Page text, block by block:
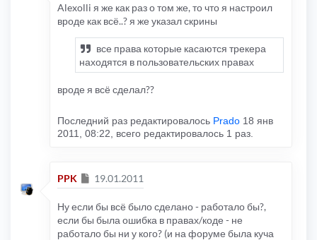
Alexolli я же как раз о том же, то что я настроил
вроде как всё..? я же указал скрины
все права которые касаются трекера
находятся в пользовательских правах
вроде я всё сделал??
Последний раз редактировалось Prado 18 янв
2011, 08:22, всего редактировалось 1 раз.
PPK Сообщение
19.01.2011
Ну если бы всё было сделано - работало бы?,
если бы была ошибка в правах/коде - не
работало бы ни у кого? (и на форуме была куча